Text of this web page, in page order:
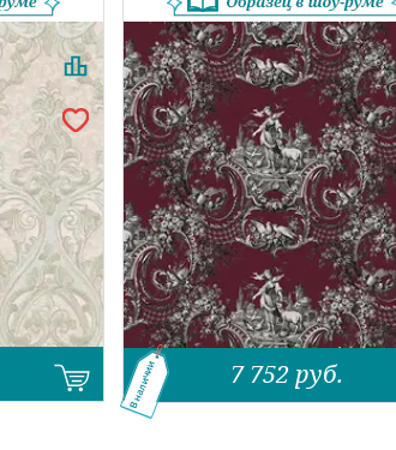
7 752 руб.
В наличии